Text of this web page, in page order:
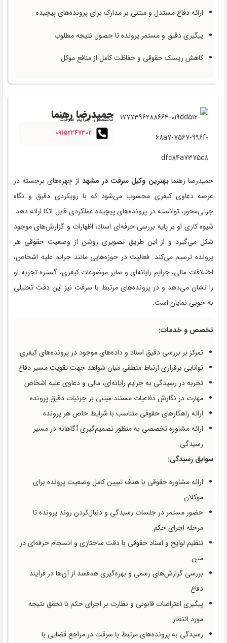
ارائه دفاع مستدل و مبتنی بر مدارک برای پرونده‌های پیچیده
پیگیری دقیق و مستمر پرونده تا حصول نتیجه مطلوب
کاهش ریسک حقوقی و حفاظت کامل از منافع موکل
حمیدرضا رهنما
تخصص: جرایم سرقت
09152247302
حمیدرضا رهنمابهترین وکیل سرقت در مشهد از چهره‌های برجسته در
عرصه دعاوی کیفری محسوب می‌شود که با رویکردی دقیق و نگاه
جزئی‌محور، توانسته در پرونده‌های پیچیده عملکردی قابل اتکا ارائه دهد.
شیوه کاری او بر پایه بررسی حرفه‌ای اسناد، اظهارات و گزارش‌های موجود
شکل می‌گیرد و از این طریق تصویری روشن از وضعیت حقوقی هر
پرونده ترسیم می‌کند. فعالیت در حوزه‌هایی مانند جرایم علیه اشخاص،
اختلافات مالی، جرایم رایانه‌ای و سایر موضوعات کیفری، گستره تجربه او
را نشان می‌دهد و در پرونده‌های مرتبط با سرقت نیز این دقت تحلیلی
به ‌خوبی نمایان است.
تخصص و خدمات:
تمرکز بر بررسی دقیق اسناد و داده‌های موجود در پرونده‌های کیفری
توانایی برقراری ارتباط منطقی میان شواهد جهت تقویت مسیر دفاع
تجربه در رسیدگی به جرایم رایانه‌ای، مالی و دعاوی علیه اشخاص
مهارت در نگارش دفاعیات مستند مبتنی بر جزئیات دقیق پرونده
ارائه راهکارهای حقوقی متناسب با شرایط خاص هر پرونده
ارائه مشاوره تخصصی به ‌منظور تصمیم‌گیری آگاهانه در مسیر
رسیدگی
سوابق رسیدگی:
ارائه مشاوره حقوقی با هدف تبیین کامل وضعیت پرونده برای
موکلان
حضور مستمر در جلسات رسیدگی و دنبال‌کردن روند پرونده تا
مرحله اجرای حکم
تنظیم لوایح و اسناد حقوقی با دقت ساختاری و انسجام حرفه‌ای در
متن
بررسی گزارش‌های رسمی و بهره‌گیری هدفمند از آن‌ها در فرآیند
دفاع
پیگیری اعتراضات قانونی و نظارت بر اجرای حکم تا تحقق نتیجه
مورد انتظار
رسیدگی به پرونده‌های مرتبط با سرقت در مراجع قضایی با